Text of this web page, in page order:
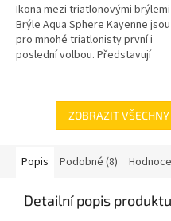
Ikona mezi triatlonovými brýlemi
Brýle Aqua Sphere Kayenne jsou
pro mnohé triatlonisty první i
poslední volbou. Představují
ZOBRAZIT
Popis Podobné (8)
Detailní popis produktu